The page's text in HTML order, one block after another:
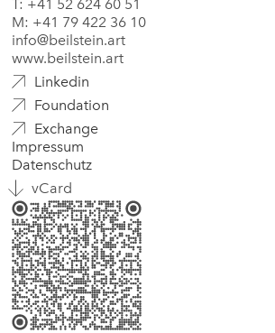
T: +41 52 624 60 51
M: +41 79 422 36 10
info@beilstein.art
www.beilstein.art
Linkedin
Foundation
Exchange
Impressum
Datenschutz
vCard